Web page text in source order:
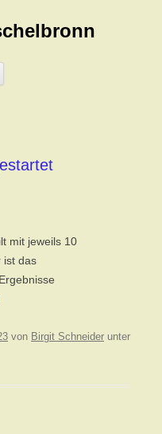
mit jeweils 10
ist das
von Birgit Schneider unter